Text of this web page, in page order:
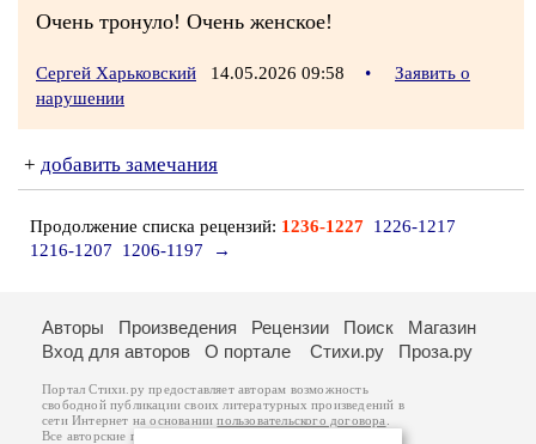
Очень тронуло! Очень женское!
Сергей Харьковский 14.05.2026 09:58 •
Заявить о
нарушении
+ добавить замечания
Продолжение списка рецензий: 1236-1227 1226-1217
1216-1207
1206-1197 →
Авторы Произведения Рецензии Поиск
Магазин
Вход для авторов
О портале Стихи.ру Проза.ру
Портал Стихи.ру предоставляет авторам возможность
свободной публикации своих литературных произведений в
сети Интернет на основаниипользовательского договора
Все авторские права на произведения принадлежат авторам